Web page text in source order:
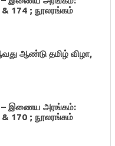
174 ; நூலரங்கம்
ஆண்டு தமிழ் விழா,
– இணைய அரங்கம்:
170 ; நூலரங்கம்